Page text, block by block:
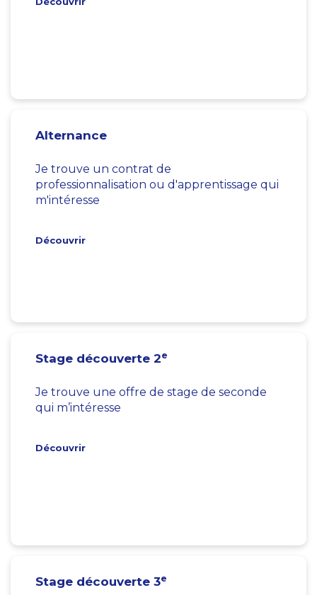
Alternance
Je trouve un contrat de
professionnalisation ou d'apprentissage qui
m'intéresse
Découvrir
Stage découverte 2e
Je trouve une offre de stage de seconde
qui m’intéresse
Découvrir
Stage découverte 3e